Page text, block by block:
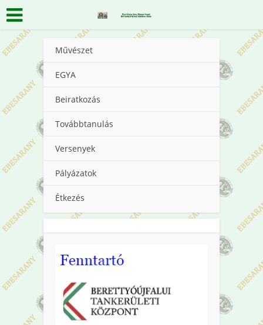
Művészet
EGYA
Beiratkozás
Továbbtanulás
Versenyek
Pályázatok
Étkezés